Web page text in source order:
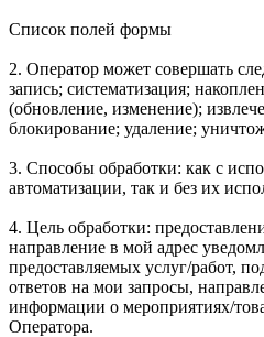
Список полей формы
2. Оператор может совершать
запись; систематизация;
(обновление, изменение);
блокирование; удаление;
3. Способы обработки: как с
автоматизации, так и без их
4. Цель обработки:
направление в мой адрес
предоставляемых услуг/работ,
ответов на мои запросы,
информации о мероприятиях/
Оператора.